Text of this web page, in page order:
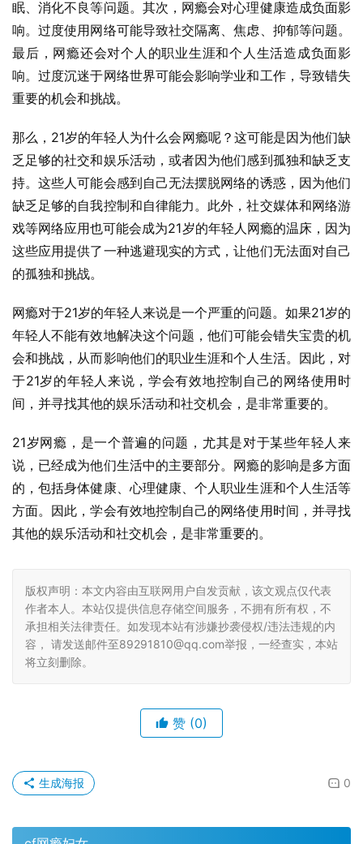
眠、消化不良等问题。其次，网瘾会对心理健康造成负面影
响。过度使用网络可能导致社交隔离、焦虑、抑郁等问题。
最后，网瘾还会对个人的职业生涯和个人生活造成负面影
响。过度沉迷于网络世界可能会影响学业和工作，导致错失
重要的机会和挑战。
那么，21岁的年轻人为什么会网瘾呢？这可能是因为他们缺
乏足够的社交和娱乐活动，或者因为他们感到孤独和缺乏支
持。这些人可能会感到自己无法摆脱网络的诱惑，因为他们
缺乏足够的自我控制和自律能力。此外，社交媒体和网络游
戏等网络应用也可能会成为21岁的年轻人网瘾的温床，因为
这些应用提供了一种逃避现实的方式，让他们无法面对自己
的孤独和挑战。
网瘾对于21岁的年轻人来说是一个严重的问题。如果21岁的
年轻人不能有效地解决这个问题，他们可能会错失宝贵的机
会和挑战，从而影响他们的职业生涯和个人生活。因此，对
于21岁的年轻人来说，学会有效地控制自己的网络使用时
间，并寻找其他的娱乐活动和社交机会，是非常重要的。
21岁网瘾，是一个普遍的问题，尤其是对于某些年轻人来
说，已经成为他们生活中的主要部分。网瘾的影响是多方面
的，包括身体健康、心理健康、个人职业生涯和个人生活等
方面。因此，学会有效地控制自己的网络使用时间，并寻找
其他的娱乐活动和社交机会，是非常重要的。
版权声明：本文内容由互联网用户自发贡献，该文观点仅代表
作者本人。本站仅提供信息存储空间服务，不拥有所有权，不
承担相关法律责任。如发现本站有涉嫌抄袭侵权/违法违规的内
容， 请发送邮件至89291810@qq.com举报，一经查实，本站
将立刻删除。
赞 (0)
0
生成海报